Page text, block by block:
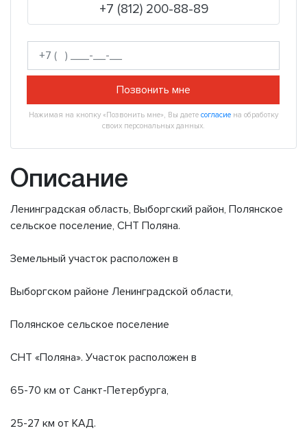
+7 (812) 200-88-89
Позвонить мне
Нажимая на кнопку «Позвонить мне», Вы даете согласие на обработку
своих персональных данных.
Описание
Ленинградская область, Выборгский район, Полянское
сельское поселение, СНТ Поляна.
Земельный участок расположен в
Выборгском районе Ленинградской области,
Полянское сельское поселение
СНТ «Поляна». Участок расположен в
65-70 км от Санкт-Петербурга,
25-27 км от КАД.